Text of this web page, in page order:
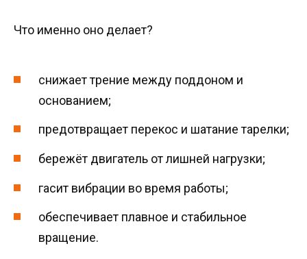
Что именно оно делает?
снижает трение между поддоном и
основанием;
предотвращает перекос и шатание тарелки;
бережёт двигатель от лишней нагрузки;
гасит вибрации во время работы;
обеспечивает плавное и стабильное
вращение.